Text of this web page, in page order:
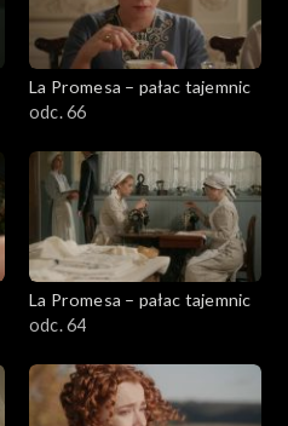
La Promesa – pałac tajemnic
odc. 66
La Promesa – pałac tajemnic
odc. 64